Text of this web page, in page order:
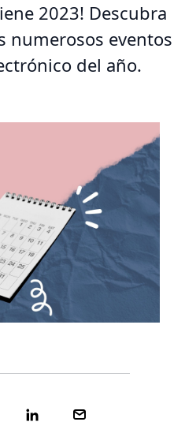
2023! Descubra
numerosos eventos
del año.